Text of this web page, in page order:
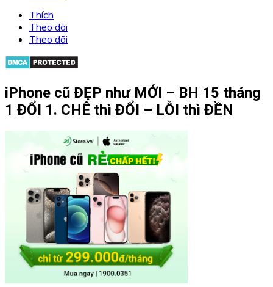
Thích
Theo dõi
Theo dõi
iPhone cũ ĐẸP như MỚI – BH 15 tháng
1 ĐỔI 1. CHÊ thì ĐỔI – LỖI thì ĐỀN